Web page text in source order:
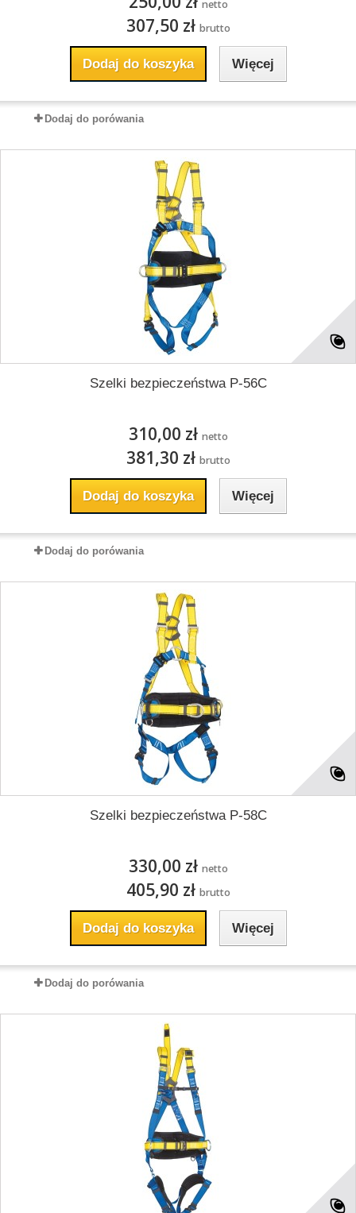
netto
307,50 zł brutto
Dodaj do koszyka Więcej
Dodaj do porówania
Szelki bezpieczeństwa P-56C
310,00 zł netto
381,30 zł brutto
Dodaj do koszyka Więcej
Dodaj do porówania
Szelki bezpieczeństwa P-58C
330,00 zł netto
405,90 zł brutto
Dodaj do koszyka Więcej
Dodaj do porówania